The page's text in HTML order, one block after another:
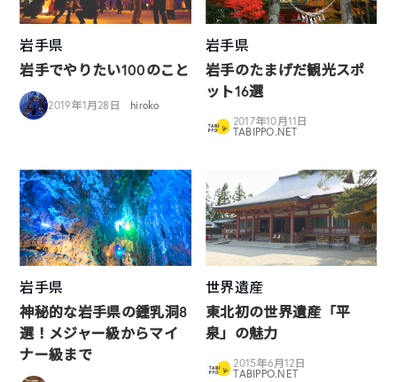
岩手県
岩手でやりたい100のこと
2019年1月28日 hiroko
岩手県
岩手のたまげだ観光スポ
ット16選
2017年10月11日
TABIPPO.NET
岩手県
神秘的な岩手県の鍾乳洞8
選！メジャー級からマイ
ナー級まで
世界遺産
東北初の世界遺産「平
泉」の魅力
2015年6月12日
TABIPPO.NET